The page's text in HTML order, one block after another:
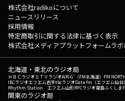
株式会社radikoについて
ニュースリリース
採用情報
特定商取引に関する法律に基づく表示
株式会社メディアプラットフォームラ
北海道・東北のラジオ局
ＨＢＣラジオＳＴＶラジオAIR-G'（FM北海道） FM
IBCラジオエフエム岩手tbcラジオDate fm（エフエム仙台）
Rhythm Station エフエム山形RFCラジオ福島ふくしま
関東のラジオ局